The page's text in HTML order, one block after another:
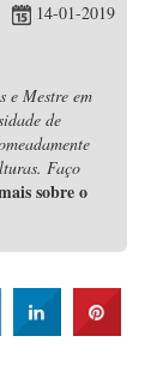
14-01-2019
e Mestre em
de
Faço
sobre o